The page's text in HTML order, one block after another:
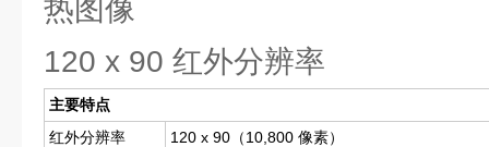
热图像
120 x 90 红外分辨率
主要特点
红外分辨率
120 x 90（10,800 像素）